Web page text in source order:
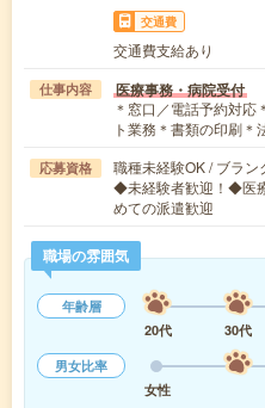
交通費
交通費支給あり
仕事内容 医療事務・病院受付
＊窓口／電話予約対応
ト業務＊書類の印刷
応募資格
職種未経験OK / ブラン
◆未経験者歓迎！◆医
めての派遣歓迎
職場の雰囲気
年齢層
20代
30代
男女比率
女性